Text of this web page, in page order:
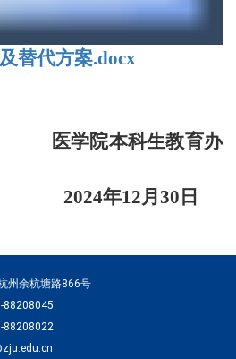
替代方案.docx
医学院本科生教育办
2024年12月 30 日
州余杭塘路866号
88208045
88208022